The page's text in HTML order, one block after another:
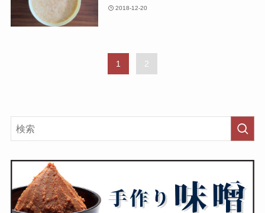
2018-12-20
1 2